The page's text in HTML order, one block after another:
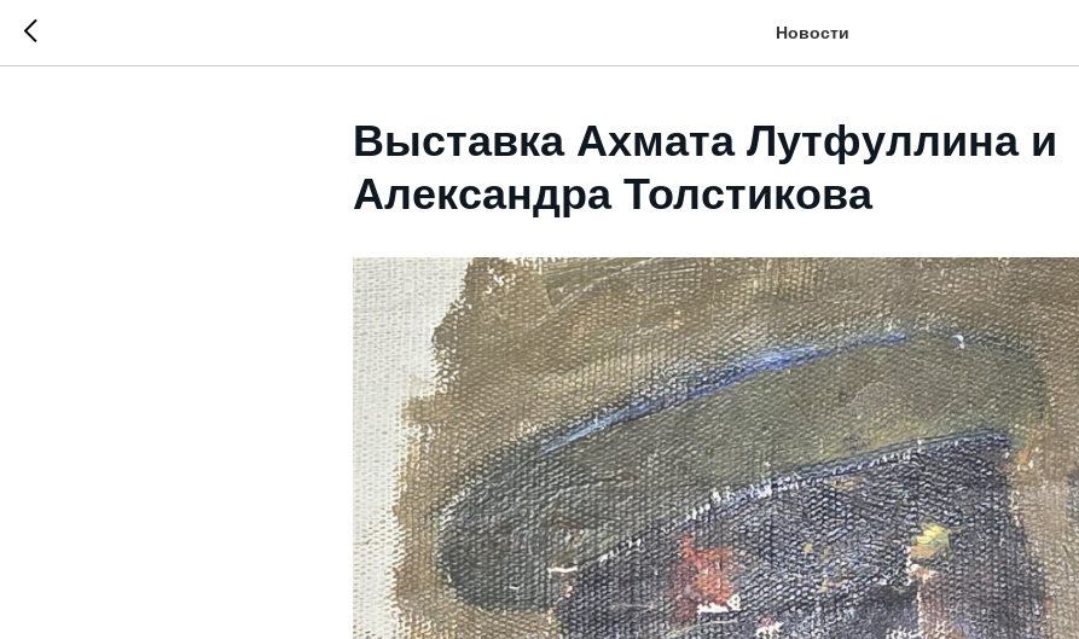
Новости
Выставка Ахмата Лутфуллина и
Александра Толстикова